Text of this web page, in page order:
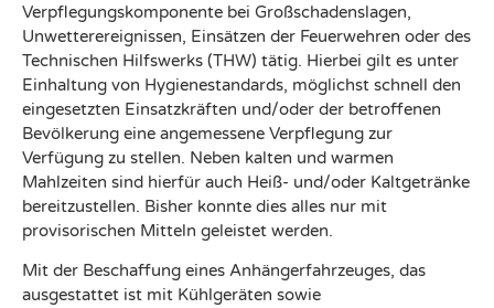
Verpflegungskomponente bei Großschadenslagen,
Unwetterereignissen, Einsätzen der Feuerwehren oder des
Technischen Hilfswerks (THW) tätig. Hierbei gilt es unter
Einhaltung von Hygienestandards, möglichst schnell den
eingesetzten Einsatzkräften und/oder der betroffenen
Bevölkerung eine angemessene Verpflegung zur
Verfügung zu stellen. Neben kalten und warmen
Mahlzeiten sind hierfür auch Heiß- und/oder Kaltgetränke
bereitzustellen. Bisher konnte dies alles nur mit
provisorischen Mitteln geleistet werden.
Mit der Beschaffung eines Anhängerfahrzeuges, das
ausgestattet ist mit Kühlgeräten sowie